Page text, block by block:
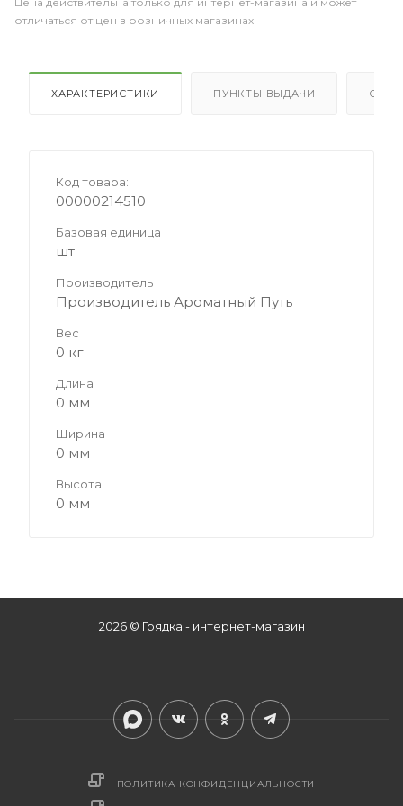
отличаться от цен в розничных магазинах
ХАРАКТЕРИСТИКИ ПУНКТЫ ВЫДАЧИ
Код товара:
00000214510
Базовая единица
шт
Производитель
Производитель Ароматный Путь
Вес
0 кг
Длина
0 мм
Ширина
0 мм
Высота
0 мм
2026 © Грядка - интернет-магазин
ПОЛИТИКА КОНФИДЕНЦИАЛЬНОСТИ